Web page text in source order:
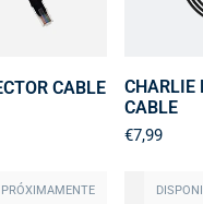
CABLE
CHARLIE
CABLE
€7,99